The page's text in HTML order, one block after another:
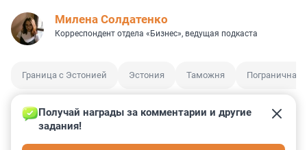
Милена Солдатенко
Корреспондент отдела «Бизнес», ведущая подкаста
Граница с Эстонией Эстония Таможня Пограничная
Получай награды за комментарии и другие
задания!